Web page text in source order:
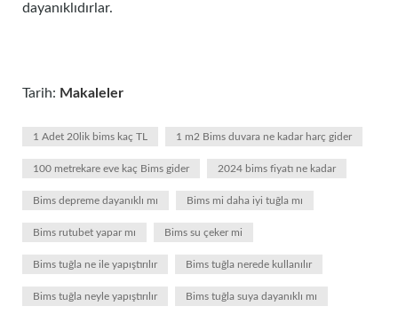
dayanıklıdırlar.
Tarih: Makaleler
1 Adet 20lik bims kaç TL 1 m2 Bims duvara ne kadar harç gider
100 metrekare eve kaç Bims gider 2024 bims fiyatı ne kadar
Bims depreme dayanıklı mı Bims mi daha iyi tuğla mı
Bims rutubet yapar mı Bims su çeker mi
Bims tuğla ne ile yapıştırılır Bims tuğla nerede kullanılır
Bims tuğla neyle yapıştırılır Bims tuğla suya dayanıklı mı